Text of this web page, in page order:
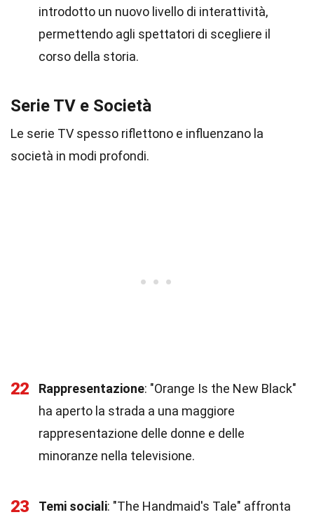
introdotto un nuovo livello di interattività,
permettendo agli spettatori di scegliere il
corso della storia.
Serie TV e Società
Le serie TV spesso riflettono e influenzano la
società in modi profondi.
22 Rappresentazione: "Orange Is the New Black"
ha aperto la strada a una maggiore
rappresentazione delle donne e delle
minoranze nella televisione.
23 Temi sociali: "The Handmaid's Tale" affronta